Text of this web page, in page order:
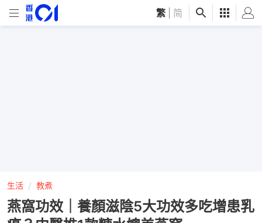
繁 简
生活 教煮
燕窩功效｜養顏滋陰5大功效多吃增患乳